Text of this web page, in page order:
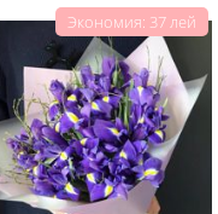
Экономия: 37 лей